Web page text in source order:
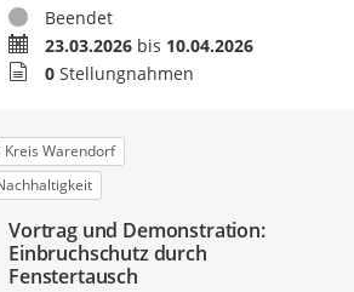
StatusBeendet
Zeitraum23.03.2026bis 10.04.2026
Stellungnahmen
0Stellungnahmen
Kreis Warendorf
Vortrag und Demonstration:
Einbruchschutz durch
Fenstertausch